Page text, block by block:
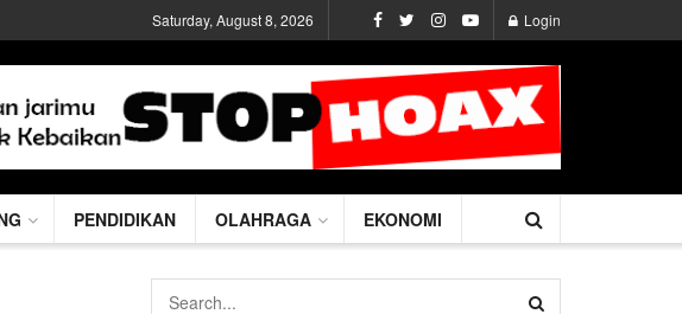
Saturday, August 8, 2026 Login
PENDIDIKAN OLAHRAGA EKONOMI